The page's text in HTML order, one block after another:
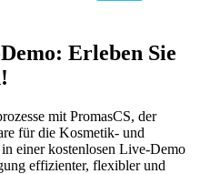
Erleben Sie
mit PromasCS, der
für die Kosmetik- und
einer kostenlosen Live-Demo
effizienter, flexibler und